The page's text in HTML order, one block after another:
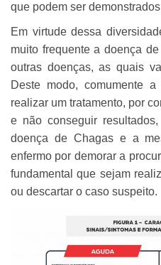
que podem ser
Em virtude dessa
muito frequente a doença
outras doenças, as quais
Deste modo, comumente
realizar um tratamento, por
e não conseguir
doença de Chagas e a
enfermo por demorar a
fundamental que sejam
ou descartar o caso suspeito.